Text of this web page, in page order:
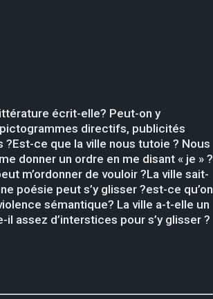
écrit-elle? Peut-on y
pictogrammes directifs, publicités
ce que la ville nous tutoie ? Nous
donner un ordre en me disant « je » ?
m’ordonner de vouloir ?La ville sait-
poésie peut s’y glisser ?est-ce qu’on
sémantique? La ville a-t-elle un
assez d’interstices pour s’y glisser ?